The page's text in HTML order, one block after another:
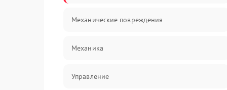
Механические повреждения
Механика
Управление